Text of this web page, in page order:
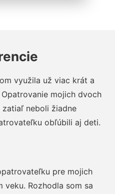
využila už viac krát a
mojich dvoch
zatiaľ neboli žiadne
obľúbili aj deti.
pre mojich
Rozhodla som sa